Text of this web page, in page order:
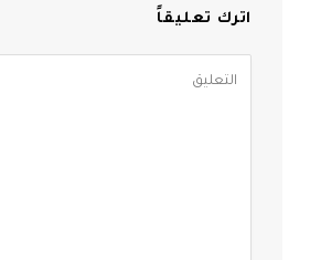
اترك تعليقاً